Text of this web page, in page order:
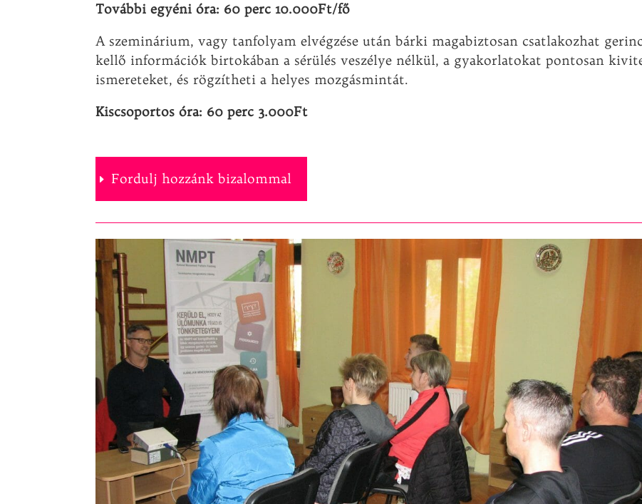
További egyéni óra: 60 perc 10.000Ft/fő
A szeminárium, vagy tanfolyam elvégzése után bárki magabiztosan csatlakozhat
kellő információk birtokában a sérülés veszélye nélkül, a gyakorlatokat pontosan
ismereteket, és rögzítheti a helyes mozgásmintát.
Kiscsoportos óra: 60 perc 3.000Ft
Fordulj hozzánk bizalommal